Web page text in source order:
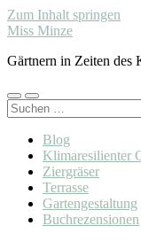
Zum Inhalt springen
Miss Minze
Gärtnern in Zeiten des
Mobile-
Menü
Suchfeld
ein-/ausblenden
Suchen
nach:
Blog
Klimaresilienter
Ziergräser
Terrasse
Gartengestaltung
Buchrezensionen